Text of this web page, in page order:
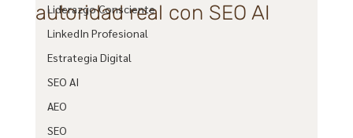
Liderazgo Consciente
LinkedIn Profesional
Estrategia Digital
SEO AI
AEO
SEO
autoridad real con SEO AI